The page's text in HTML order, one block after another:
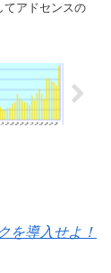
てアドセンスの
を導入せよ！